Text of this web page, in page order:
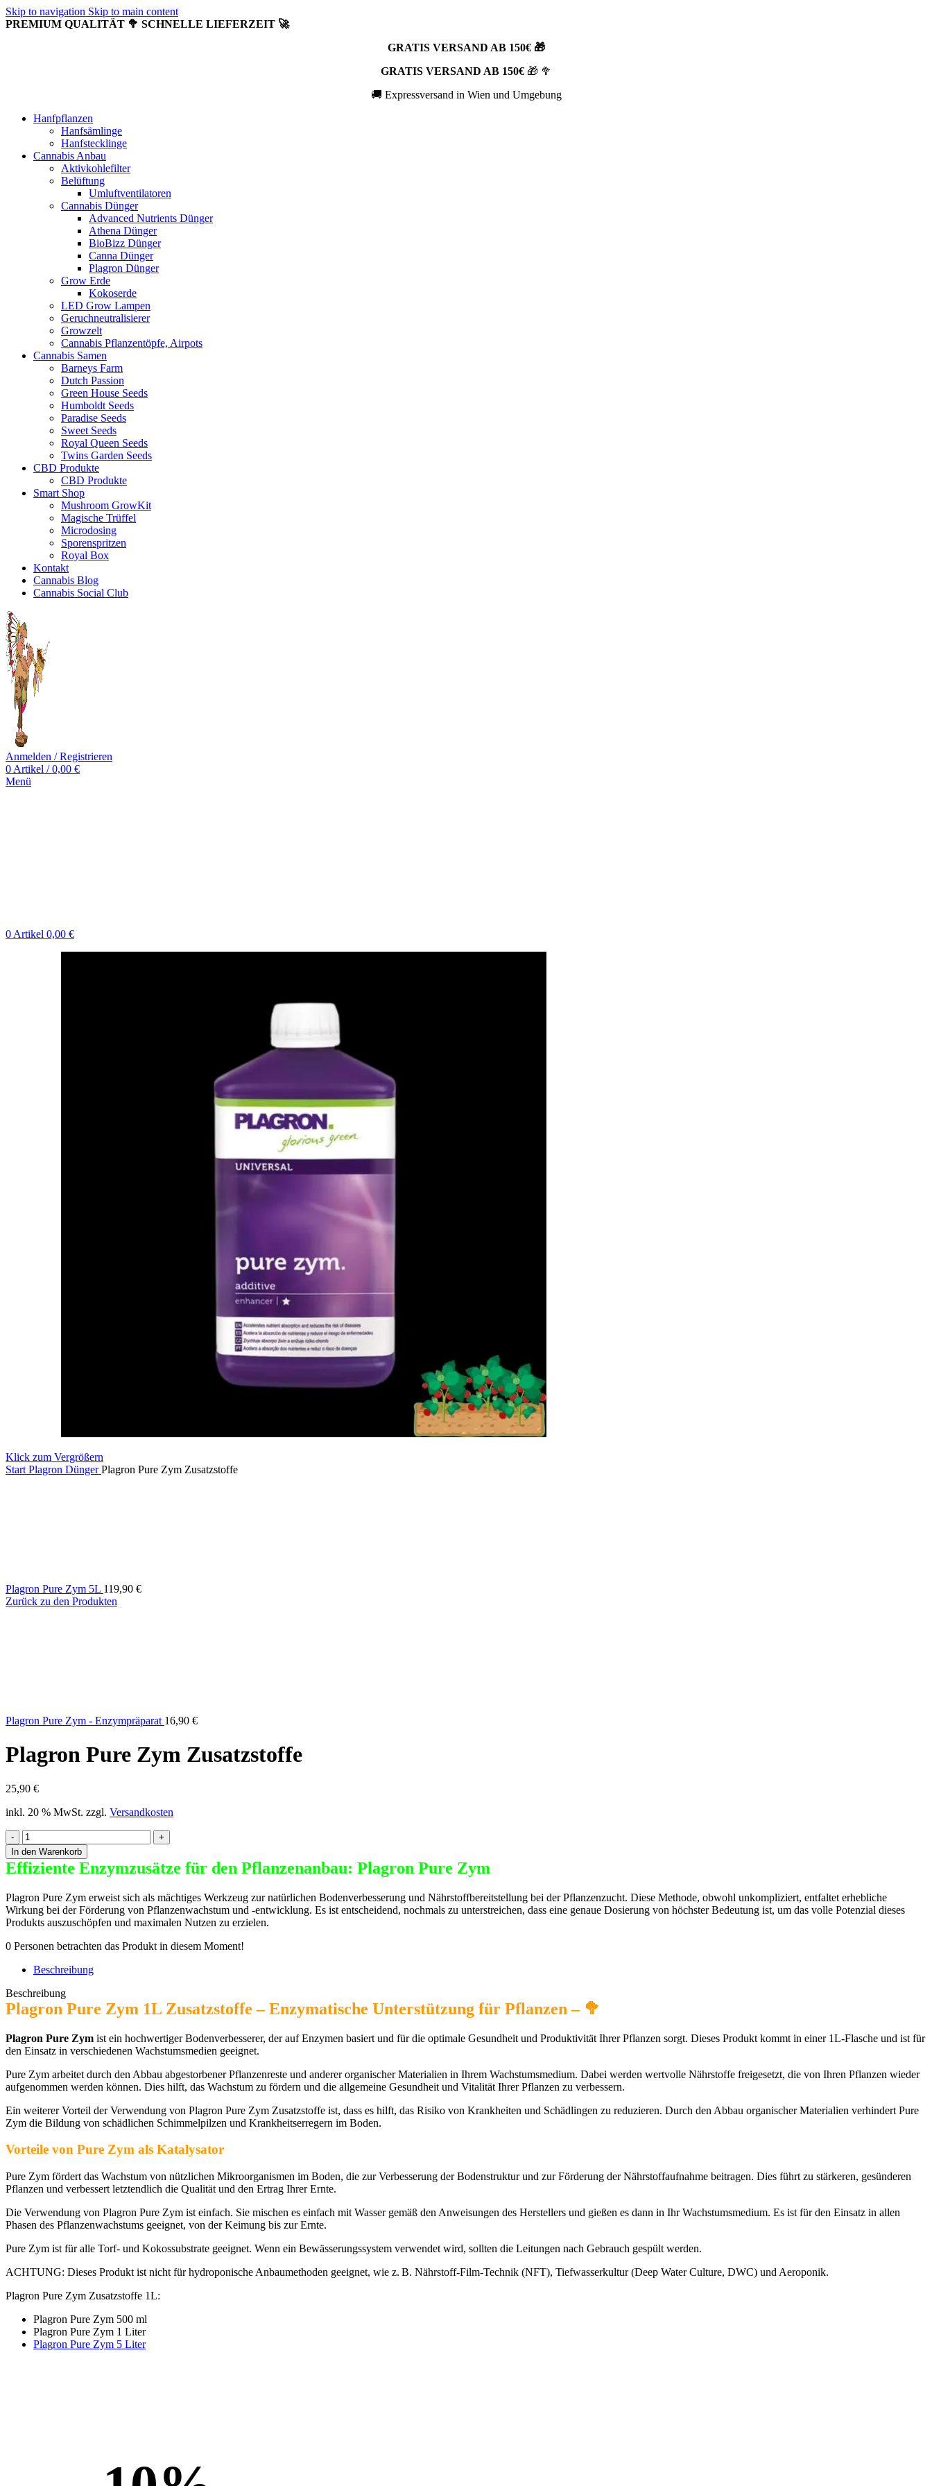
Skip to navigation Skip to main content
PREMIUM QUALITÄT 🥦 SCHNELLE LIEFERZEIT 🚀
GRATIS VERSAND AB 150€ 🎁
GRATIS VERSAND AB 150€🎁 🥦
🚚 Expressversand in Wien und Umgebung
Hanfpflanzen
Hanfsämlinge
Hanfstecklinge
Cannabis Anbau
Aktivkohlefilter
Belüftung
Umluftventilatoren
Cannabis Dünger
Advanced Nutrients Dünger
Athena Dünger
BioBizz Dünger
Canna Dünger
Plagron Dünger
Grow Erde
Kokoserde
LED Grow Lampen
Geruchneutralisierer
Growzelt
Cannabis Pflanzentöpfe, Airpots
Cannabis Samen
Barneys Farm
Dutch Passion
Green House Seeds
Humboldt Seeds
Paradise Seeds
Sweet Seeds
Royal Queen Seeds
Twins Garden Seeds
CBD Produkte
CBD Produkte
Smart Shop
Mushroom GrowKit
Magische Trüffel
Microdosing
Sporenspritzen
Royal Box
Kontakt
Cannabis Blog
Cannabis Social Club
Anmelden / Registrieren
0 Artikel / 0,00 €
Menü
0 Artikel 0,00 €
Klick zum Vergrößern
Start Plagron DüngerPlagron Pure Zym Zusatzstoffe
Plagron Pure Zym 5L 119,90 €
Zurück zu den Produkten
Plagron Pure Zym - Enzympräparat 16,90 €
Plagron Pure Zym Zusatzstoffe
25,90 €
inkl. 20 % MwSt. zzgl. Versandkosten
Plagron
Pure
Zym
Zusatzstoffe
In den Warenkorb
Effiziente Enzymzusätze für den Pflanzenanbau: Plagron Pure Zym
Plagron Pure Zym erweist sich als mächtiges Werkzeug zur natürlichen Bodenverbesserung und Nährstoffbereitstellung bei der Pflanzenzucht. Diese Methode, obwohl unkompliziert, entfaltet erhebliche
Wirkung bei der Förderung von Pflanzenwachstum und -entwicklung. Es ist entscheidend, nochmals zu unterstreichen, dass eine genaue Dosierung von höchster Bedeutung ist, um das volle Potenzial dieses
Produkts auszuschöpfen und maximalen Nutzen zu erzielen.
0 Personen betrachten das Produkt in diesem Moment!
Beschreibung
Beschreibung
Plagron Pure Zym 1L Zusatzstoffe – Enzymatische Unterstützung für Pflanzen – 🥦
Plagron Pure Zym ist ein hochwertiger Bodenverbesserer, der auf Enzymen basiert und für die optimale Gesundheit und Produktivität Ihrer Pflanzen sorgt. Dieses Produkt kommt in einer 1L-Flasche und ist für
den Einsatz in verschiedenen Wachstumsmedien geeignet.
Pure Zym arbeitet durch den Abbau abgestorbener Pflanzenreste und anderer organischer Materialien in Ihrem Wachstumsmedium. Dabei werden wertvolle Nährstoffe freigesetzt, die von Ihren Pflanzen wieder
aufgenommen werden können. Dies hilft, das Wachstum zu fördern und die allgemeine Gesundheit und Vitalität Ihrer Pflanzen zu verbessern.
Ein weiterer Vorteil der Verwendung von Plagron Pure Zym Zusatzstoffe ist, dass es hilft, das Risiko von Krankheiten und Schädlingen zu reduzieren. Durch den Abbau organischer Materialien verhindert Pure
Zym die Bildung von schädlichen Schimmelpilzen und Krankheitserregern im Boden.
Vorteile von Pure Zym als Katalysator
Pure Zym fördert das Wachstum von nützlichen Mikroorganismen im Boden, die zur Verbesserung der Bodenstruktur und zur Förderung der Nährstoffaufnahme beitragen. Dies führt zu stärkeren, gesünderen
Pflanzen und verbessert letztendlich die Qualität und den Ertrag Ihrer Ernte.
Die Verwendung von Plagron Pure Zym ist einfach. Sie mischen es einfach mit Wasser gemäß den Anweisungen des Herstellers und gießen es dann in Ihr Wachstumsmedium. Es ist für den Einsatz in allen
Phasen des Pflanzenwachstums geeignet, von der Keimung bis zur Ernte.
Pure Zym ist für alle Torf- und Kokossubstrate geeignet. Wenn ein Bewässerungssystem verwendet wird, sollten die Leitungen nach Gebrauch gespült werden.
ACHTUNG: Dieses Produkt ist nicht für hydroponische Anbaumethoden geeignet, wie z. B. Nährstoff-Film-Technik (NFT), Tiefwasserkultur (Deep Water Culture, DWC) und Aeroponik.
Plagron Pure Zym Zusatzstoffe 1L:
Plagron Pure Zym 500 ml
Plagron Pure Zym 1 Liter
Plagron Pure Zym 5 Liter